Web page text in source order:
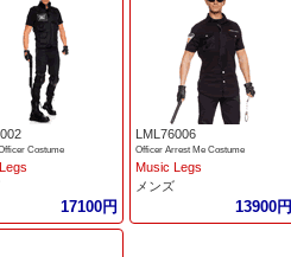
Costume
17100円
LML76006
Officer Arrest Me Costume
Music Legs
メンズ
13900円